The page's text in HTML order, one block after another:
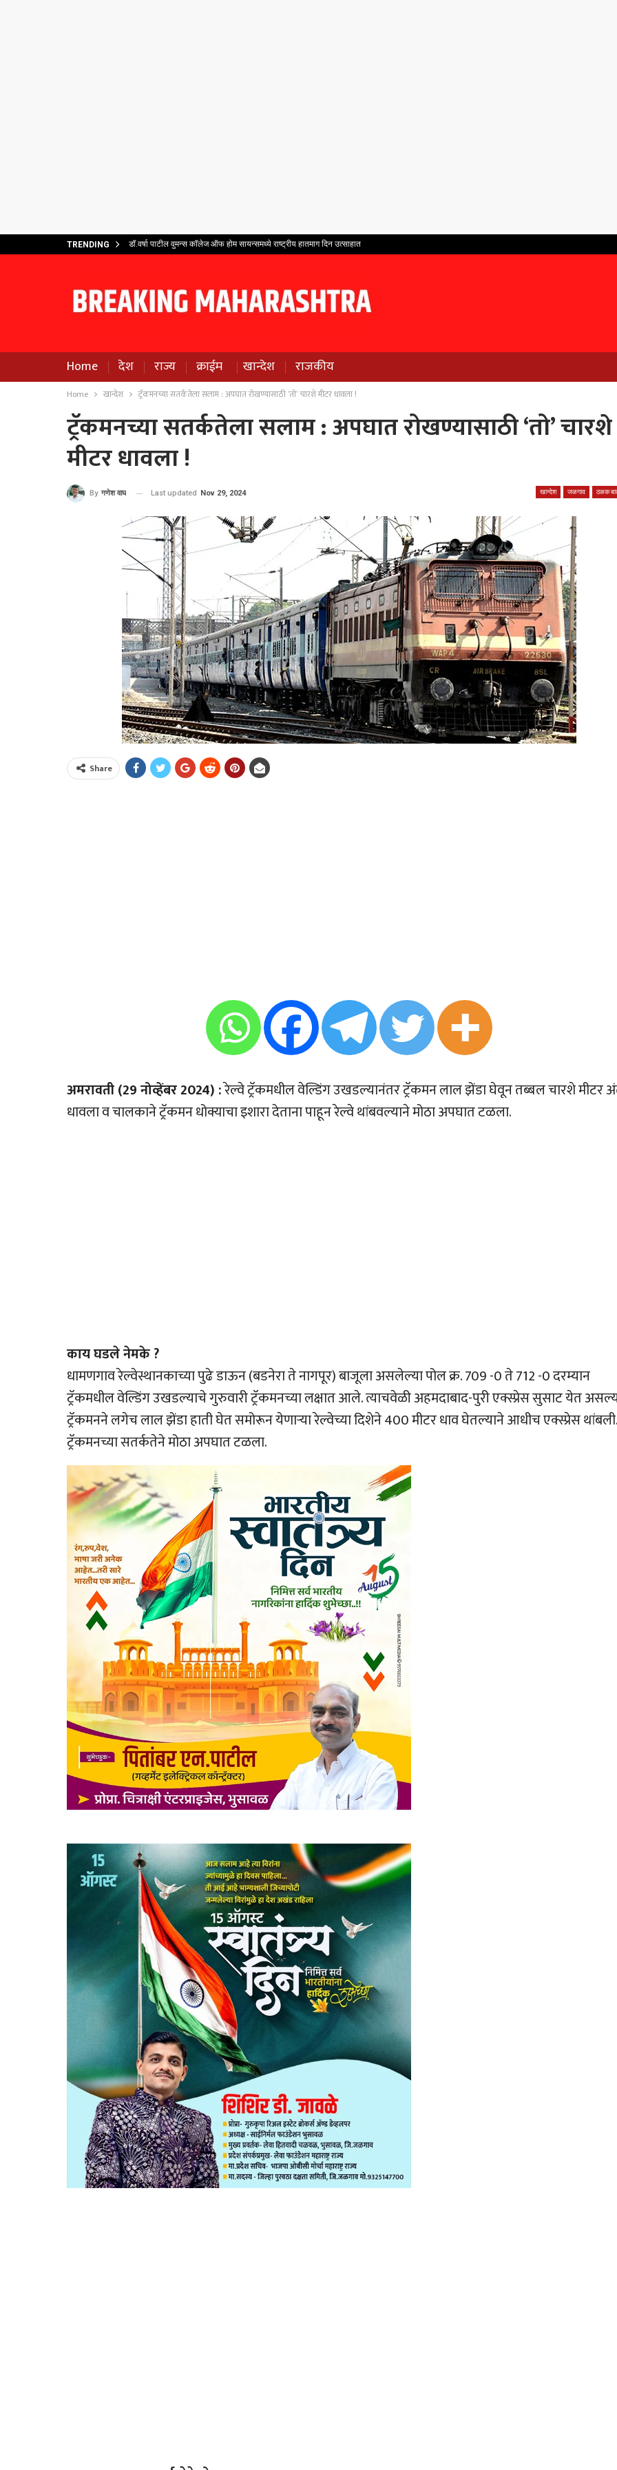
TRENDING डॉ.वर्षा पाटील वुमन्स कॉलेज ऑफ होम सायन्समध्ये राष्ट्रीय हातमाग दिन उत्साहात
Home देश राज्य क्राईम खान्देश राजकीय
Home खान्देश ट्रॅकमनच्या सतर्कतेला सलाम : अपघात रोखण्यासाठी ‘तो’ चारशे मीटर धावला !
ट्रॅकमनच्या सतर्कतेला सलाम : अपघात रोखण्यासाठी ‘तो’ चारशे
मीटर धावला !
खान्देश जळगाव ठळक
By गणेश वाघ Last updated Nov 29, 2024
Share
अमरावती (29 नोव्हेंबर 2024) :रेल्वे ट्रॅकमधील वेल्डिंग उखडल्यानंतर ट्रॅकमन लाल झेंडा घेवून तब्बल चारशे मीटर
धावला व चालकाने ट्रॅकमन धोक्याचा इशारा देताना पाहून रेल्वे थांबवल्याने मोठा अपघात टळला.
काय घडले नेमके ?
धामणगाव रेल्वेस्थानकाच्या पुढे डाऊन (बडनेरा ते नागपूर) बाजूला असलेल्या पोल क्र. 709 -0 ते 712 -0 दरम्यान
ट्रॅकमधील वेल्डिंग उखडल्याचे गुरुवारी ट्रॅकमनच्या लक्षात आले. त्याचवेळी अहमदाबाद-पुरी एक्स्प्रेस सुसाट येत
ट्रॅकमनने लगेच लाल झेंडा हाती घेत समोरून येणार्‍या रेल्वेच्या दिशेने 400 मीटर धाव घेतल्याने आधीच एक्स्प्रेस थांबली.
ट्रॅकमनच्या सतर्कतेने मोठा अपघात टळला.